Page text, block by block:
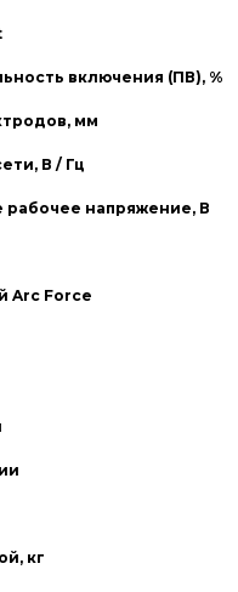
включения (ПВ), %
мм
В / Гц
напряжение, В
Arc Force
кг